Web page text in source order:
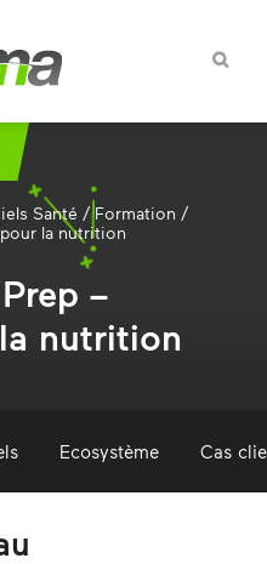
Santé /Formation /
la nutrition
–
nutrition
Ecosystème Cas